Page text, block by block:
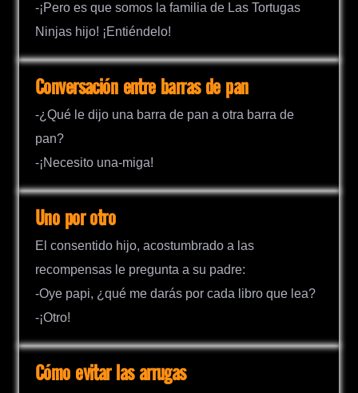
-¡Pero es que somos la familia de Las Tortugas
Ninjas hijo! ¡Entiéndelo!
Conversación entre barras de pan
-¿Qué le dijo una barra de pan a otra barra de
pan?
-¡Necesito una-miga!
Uno por otro
El consentido hijo, acostumbrado a las
recompensas le pregunta a su padre:
-Oye papi, ¿qué me darás por cada libro que lea?
-¡Otro!
Cómo evitar las arrugas